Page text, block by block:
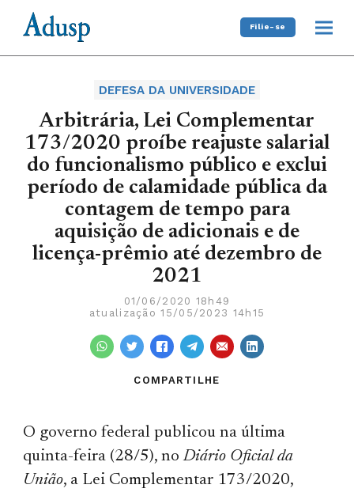
Filie-se
DEFESA DA UNIVERSIDADE
Arbitrária, Lei Complementar
173/2020 proíbe reajuste salarial
do funcionalismo público e exclui
período de calamidade pública da
contagem de tempo para
aquisição de adicionais e de
licença-prêmio até dezembro de
2021
01/06/2020 18h49
atualização 15/05/2023 14h15
COMPARTILHE
O governo federal publicou na última
quinta-feira (28/5), noDiário Oficial da
União, a Lei Complementar 173/2020,